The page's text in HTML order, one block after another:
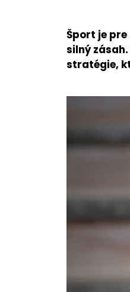
Šport je
silný
stratégie,